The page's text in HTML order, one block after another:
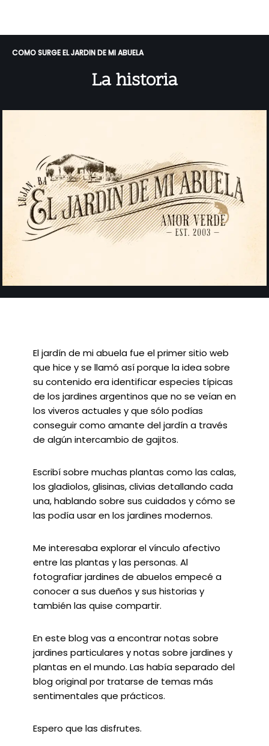
COMO SURGE EL JARDIN DE MI ABUELA
La historia
El jardín de mi abuela fue el primer sitio web
que hice y se llamó así porque la idea sobre
su contenido era identificar especies típicas
de los jardines argentinos que no se veían en
los viveros actuales y que sólo podías
conseguir como amante del jardín a través
de algún intercambio de gajitos.
Escribí sobre muchas plantas como las calas,
los gladiolos, glisinas, clivias detallando cada
una, hablando sobre sus cuidados y cómo se
las podía usar en los jardines modernos.
Me interesaba explorar el vínculo afectivo
entre las plantas y las personas. Al
fotografiar jardines de abuelos empecé a
conocer a sus dueños y sus historias y
también las quise compartir.
En este blog vas a encontrar notas sobre
jardines particulares y notas sobre jardines y
plantas en el mundo. Las había separado del
blog original por tratarse de temas más
sentimentales que prácticos.
Espero que las disfrutes.